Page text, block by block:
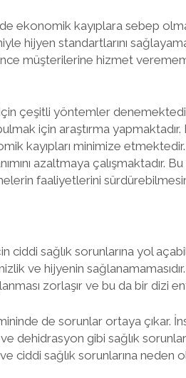
ekonomik kayıplara sebep
hijyen standartlarını
müşterilerine hizmet
çeşitli yöntemler
için araştırma
kayıpları minimize
azaltmaya çalışmaktadır.
faaliyetlerini
ciddi sağlık sorunlarına yol
ve hijyenin
zorlaşır ve bu da bir dizi
de sorunlar ortaya çıkar.
dehidrasyon gibi sağlık
ciddi sağlık sorunlarına neden